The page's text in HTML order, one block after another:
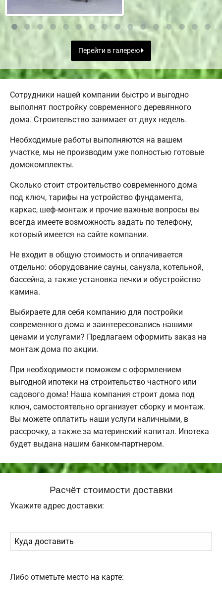
Перейти в галерею
Сотрудники нашей компании быстро и выгодно
выполнят постройку современного деревянного
дома. Строительство занимает от двух недель.
Необходимые работы выполняются на вашем
участке, мы не производим уже полностью готовые
домокомплекты.
Сколько стоит строительство современного дома
под ключ, тарифы на устройство фундамента,
каркас, шеф-монтаж и прочие важные вопросы вы
всегда имеете возможность задать по телефону,
который имеется на сайте компании.
Не входит в общую стоимость и оплачивается
отдельно: оборудование сауны, санузла, котельной,
бассейна, а также установка печки и обустройство
камина.
Выбираете для себя компанию для постройки
современного дома и заинтересовались нашими
ценами и услугами? Предлагаем оформить заказ на
монтаж дома по акции.
При необходимости поможем с оформлением
выгодной ипотеки на строительство частного или
садового дома! Наша компания строит дома под
ключ, самостоятельно организует сборку и монтаж.
Вы можете оплатить наши услуги наличными, в
рассрочку, а также за материнский капитал. Ипотека
будет выдана нашим банком-партнером.
Расчёт стоимости доставки
Укажите адрес доставки:
Либо отметьте место на карте: